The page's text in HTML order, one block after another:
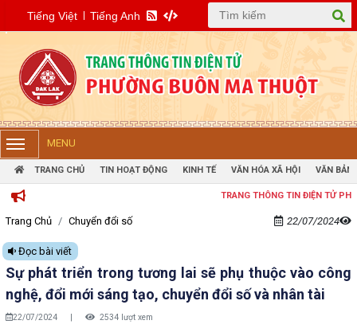
Tiếng Việt Tiếng Anh
MENU
TRANG CHỦ TIN HOẠT ĐỘNG KINH TẾ VĂN HÓA XÃ HỘI VĂN BẢN
TRANG THÔNG TIN ĐIỆN TỬ PHƯỜNG
Trang Chủ Chuyển đổi số 22/07/2024
Đọc bài viết
Sự phát triển trong tương lai sẽ phụ thuộc vào công
nghệ, đổi mới sáng tạo, chuyển đổi số và nhân tài
22/07/2024 | 2534 lượt xem